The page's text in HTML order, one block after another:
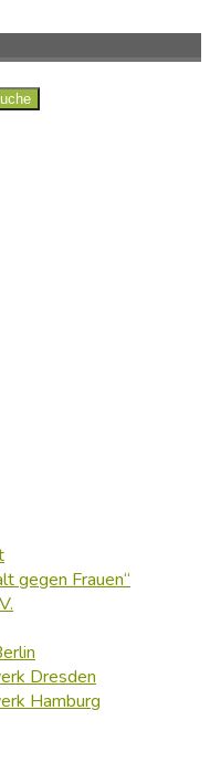
gegen Frauen“
Dresden
Hamburg